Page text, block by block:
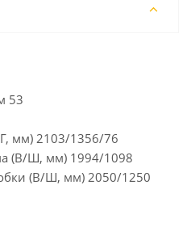
53
мм) 2103/1356/76
(В/Ш, мм) 1994/1098
(В/Ш, мм) 2050/1250